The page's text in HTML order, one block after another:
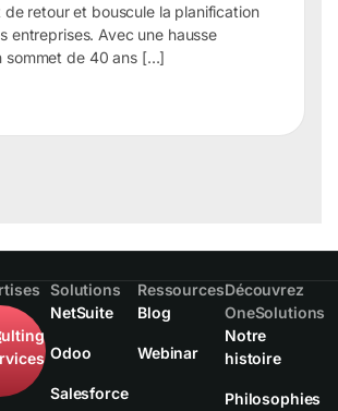
de retour et bouscule la planification
entreprises. Avec une hausse
sommet de 40 ans […]
Solutions
NetSuite
Odoo
Salesforce
Ressources
Blog
Webinar
Découvrez
OneSolutions
Notre
histoire
Philosophies